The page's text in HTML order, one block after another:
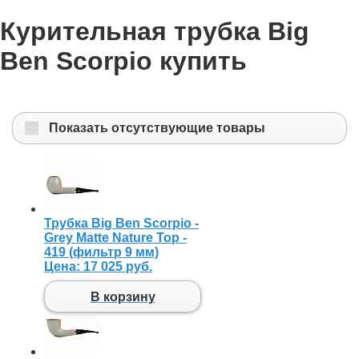
Курительная трубка Big
Ben Scorpio купить
Показать отсутствующие товары
Трубка Big Ben Scorpio -
Grey Matte Nature Top -
419 (фильтр 9 мм)
Цена: 17 025 руб.
В корзину